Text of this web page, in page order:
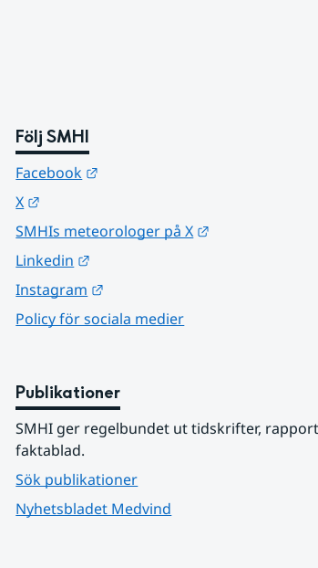
Följ SMHI
Facebook
X
SMHIs meteorologer på X
Linkedin
Instagram
Policy för sociala medier
Publikationer
SMHI ger regelbundet ut tidskrifter,
faktablad.
Sök publikationer
Nyhetsbladet Medvind